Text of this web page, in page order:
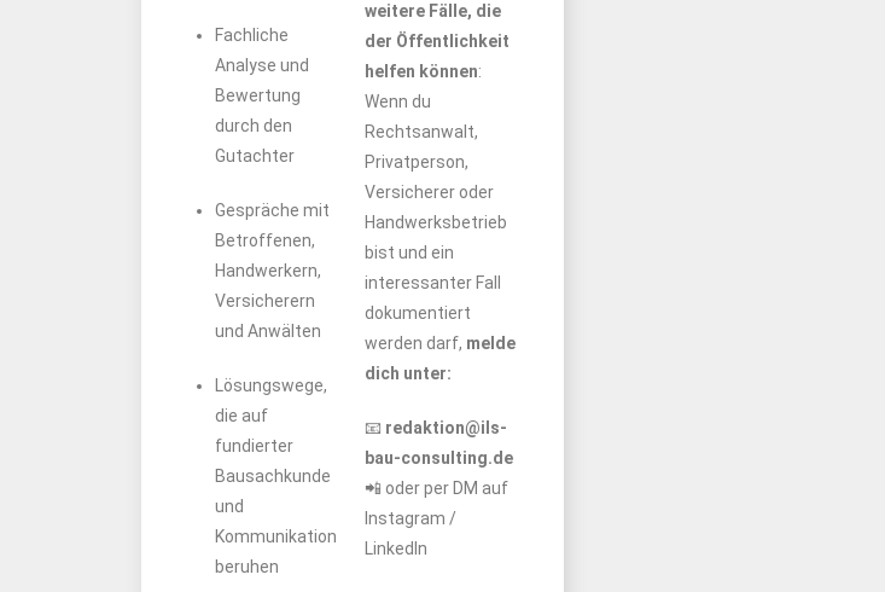
Fachliche
Analyse und
Bewertung
durch den
Gutachter
Gespräche mit
Betroffenen,
Handwerkern,
Versicherern
und Anwälten
Lösungswege,
die auf
fundierter
Bausachkunde
und
Kommunikation
beruhen
weitere Fälle, die
der Öffentlichkeit
helfen können:
Wenn du
Rechtsanwalt,
Privatperson,
Versicherer oder
Handwerksbetrieb
bist und ein
interessanter Fall
dokumentiert
werden darf, melde
dich unter:
📧 redaktion@ils-
bau-consulting.de
📲 oder per DM auf
Instagram /
LinkedIn